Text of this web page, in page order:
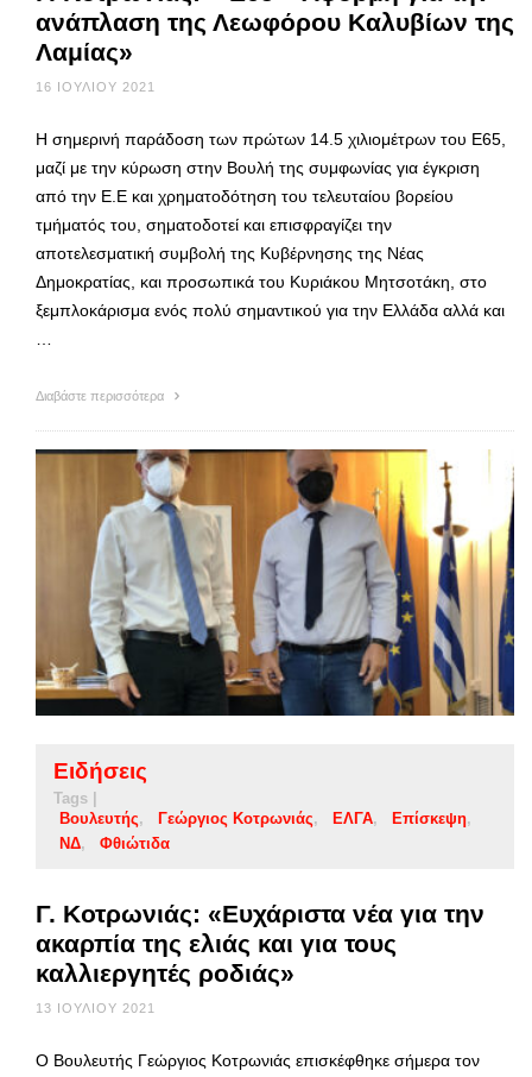
ανάπλαση της Λεωφόρου Καλυβίων της
Λαμίας»
16 ΙΟΥΛΊΟΥ 2021
Η σημερινή παράδοση των πρώτων 14.5 χιλιομέτρων του Ε65,
μαζί με την κύρωση στην Βουλή της συμφωνίας για έγκριση
από την Ε.Ε και χρηματοδότηση του τελευταίου βορείου
τμήματός του, σηματοδοτεί και επισφραγίζει την
αποτελεσματική συμβολή της Κυβέρνησης της Νέας
Δημοκρατίας, και προσωπικά του Κυριάκου Μητσοτάκη, στο
ξεμπλοκάρισμα ενός πολύ σημαντικού για την Ελλάδα αλλά και
Διαβάστε περισσότερα
Ειδήσεις
Tags |
Βουλευτής
Γεώργιος Κοτρωνιάς ΕΛΓΑ
Επίσκεψη
ΝΔ
Φθιώτιδα
Γ. Κοτρωνιάς: «Ευχάριστα νέα για την
ακαρπία της ελιάς και για τους
καλλιεργητές ροδιάς»
13 ΙΟΥΛΊΟΥ 2021
O Βουλευτής Γεώργιος Κοτρωνιάς επισκέφθηκε σήμερα τον